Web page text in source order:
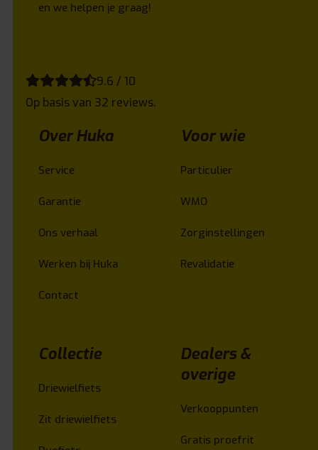
en we helpen je graag!
9.6 / 10
Op basis van 32 reviews.
Over Huka
Service
Garantie
Ons verhaal
Werken bij Huka
Contact
Voor wie
Particulier
WMO
Zorginstellingen
Revalidatie
Collectie
Driewielfiets
Zit driewielfiets
Dealers &
overige
Verkooppunten
Gratis proefrit